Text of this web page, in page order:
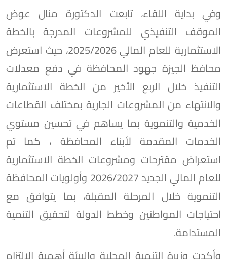
وفي بداية اللقاء، تابعت الدكتورة منال عوض
الموقف التنفيذي للمشروعات المدرجة بالخطة
الاستثمارية للعام المالي 2025/2026، حيث استعرض
محافظ الجيزة جهود المحافظة في دفع معدلات
التنفيذ خلال الربع الأخير من الخطة الاستثمارية
والانتهاء من المشروعات الجارية بمختلف القطاعات
الخدمية والتنموية بما يساهم في تحسين مستوي
الخدمات المقدمة لأبناء المحافظة ، كما تم
استعراض مقترحات ومشروعات الخطة الاستثمارية
للعام المالي الجديد 2026/2027 وأولويات المحافظة
التنموية خلال المرحلة المقبلة، بما يتوافق مع
احتياجات المواطنين وخطط الدولة لتحقيق التنمية
المستدامة.